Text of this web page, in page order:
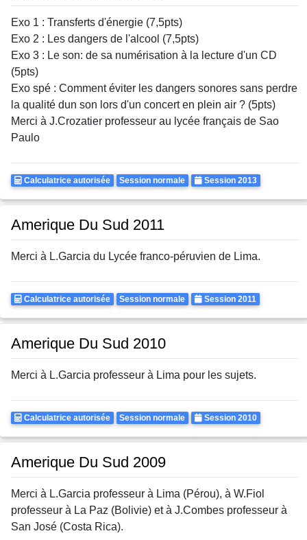
Exo 1 : Transferts d'énergie (7,5pts)
Exo 2 : Les dangers de l'alcool (7,5pts)
Exo 3 : Le son: de sa numérisation à la lecture d'un CD
(5pts)
Exo spé : Comment éviter les dangers sonores sans perdre
la qualité dun son lors d'un concert en plein air ? (5pts)
Merci à J.Crozatier professeur au lycée français de Sao
Paulo
Calculatrice
Calculatrice autorisée Rattrapages
Session normale Annee
Session 2013
Amerique Du Sud 2011
Merci à L.Garcia du Lycée franco-péruvien de Lima.
Calculatrice
Calculatrice autorisée Rattrapages
Session normale Annee
Session 2011
Amerique Du Sud 2010
Merci à L.Garcia professeur à Lima pour les sujets.
Calculatrice
Calculatrice autorisée Rattrapages
Session normale Annee
Session 2010
Amerique Du Sud 2009
Merci à L.Garcia professeur à Lima (Pérou), à W.Fiol
professeur à La Paz (Bolivie) et à J.Combes professeur à
San José (Costa Rica).